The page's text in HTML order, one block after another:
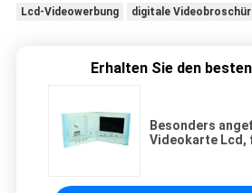
Lcd-Videowerbung digitale
Erhalten Sie den
Besonders
Videokarte Lcd,